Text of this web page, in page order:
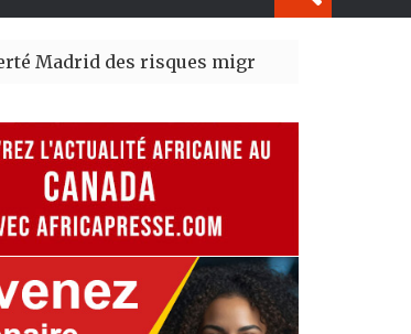
des risques migratoires dès juillet